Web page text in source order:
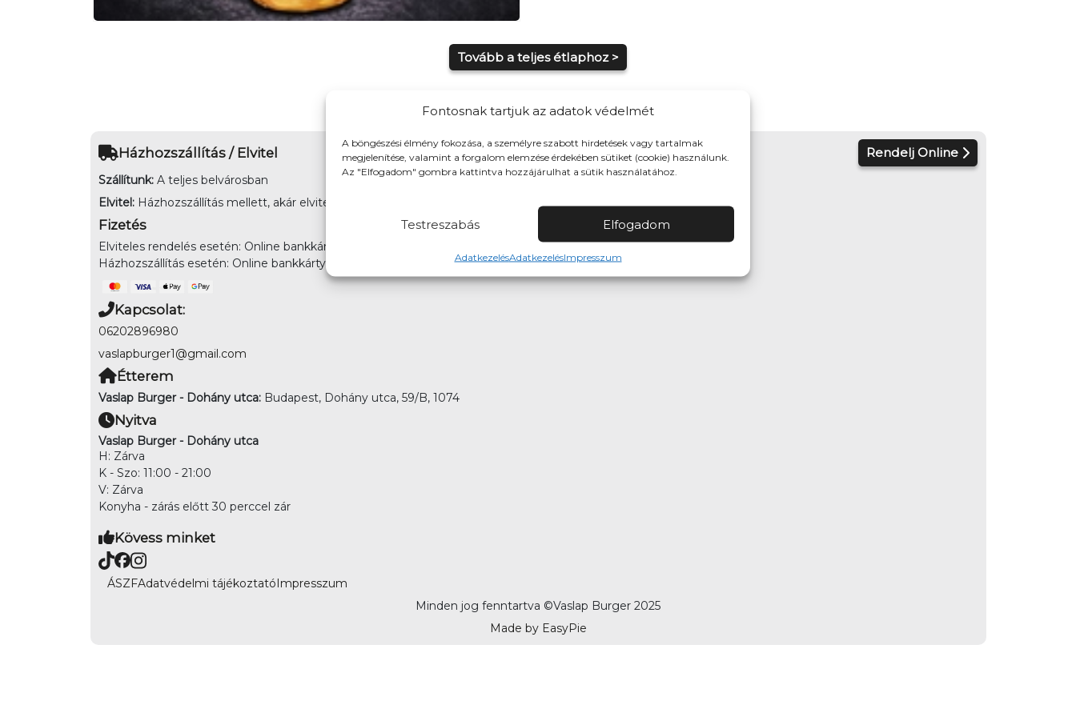
Fontosnak tartjuk az adatok védelmét
A böngészési élmény fokozása, a személyre szabott hirdetések vagy tartalmak
megjelenítése, valamint a forgalom elemzése érdekében sütiket (cookie) használunk.
Az "Elfogadom" gombra kattintva hozzájárulhat a sütik használatához.
Elfogadom
Testreszabás
AdatkezelésAdatkezelésImpresszum
Tovább a teljes étlaphoz >
Házhozszállítás / Elvitel Rendelj Online
Szállítunk: A teljes belvárosban
Elvitel: Házhozszállítás mellett, akár elvitelre is rendelhetsz, időzítve is
Fizetés
Elviteles rendelés esetén: Online bankkártya, Utánvét (kártya/készpénz az étel átvételekor)
Házhozszállítás esetén: Online bankkártyás fizetés
Kapcsolat:
06202896980
vaslapburger1@gmail.com
Étterem
Vaslap Burger - Dohány utca: Budapest, Dohány utca, 59/B, 1074
Nyitva
Vaslap Burger - Dohány utca
H: Zárva
K - Szo: 11:00 - 21:00
V: Zárva
Konyha - zárás előtt 30 perccel zár
Kövess minket
ÁSZFAdatvédelmi tájékoztatóImpresszum
Minden jog fenntartva ©Vaslap Burger 2025
Made by EasyPie